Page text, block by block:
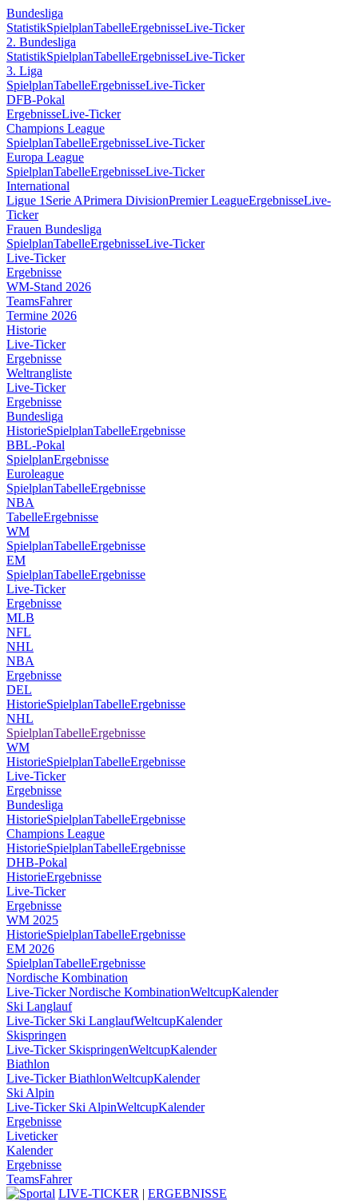
Bundesliga
StatistikSpielplanTabelleErgebnisseLive-Ticker
2. Bundesliga
StatistikSpielplanTabelleErgebnisseLive-Ticker
3. Liga
SpielplanTabelleErgebnisseLive-Ticker
DFB-Pokal
ErgebnisseLive-Ticker
Champions League
SpielplanTabelleErgebnisseLive-Ticker
Europa League
SpielplanTabelleErgebnisseLive-Ticker
International
Ligue 1 Serie APrimera DivisionPremier LeagueErgebnisseLive-
Ticker
Frauen Bundesliga
SpielplanTabelleErgebnisseLive-Ticker
Live-Ticker
Ergebnisse
WM-Stand 2026
TeamsFahrer
Termine 2026
Historie
Live-Ticker
Ergebnisse
Weltrangliste
Live-Ticker
Ergebnisse
Bundesliga
HistorieSpielplanTabelleErgebnisse
BBL-Pokal
SpielplanErgebnisse
Euroleague
SpielplanTabelleErgebnisse
NBA
TabelleErgebnisse
WM
SpielplanTabelleErgebnisse
EM
SpielplanTabelleErgebnisse
Live-Ticker
Ergebnisse
MLB
NFL
NHL
NBA
Ergebnisse
DEL
HistorieSpielplanTabelleErgebnisse
NHL
SpielplanTabelleErgebnisse
WM
HistorieSpielplanTabelleErgebnisse
Live-Ticker
Ergebnisse
Bundesliga
HistorieSpielplanTabelleErgebnisse
Champions League
HistorieSpielplanTabelleErgebnisse
DHB-Pokal
HistorieErgebnisse
Live-Ticker
Ergebnisse
WM 2025
HistorieSpielplanTabelleErgebnisse
EM 2026
SpielplanTabelleErgebnisse
Nordische Kombination
Live-Ticker Nordische KombinationWeltcupKalender
Ski Langlauf
Live-Ticker Ski LanglaufWeltcupKalender
Skispringen
Live-Ticker SkispringenWeltcupKalender
Biathlon
Live-Ticker BiathlonWeltcupKalender
Ski Alpin
Live-Ticker Ski AlpinWeltcupKalender
Ergebnisse
Liveticker
Kalender
Ergebnisse
TeamsFahrer
LIVE-TICKER | ERGEBNISSE